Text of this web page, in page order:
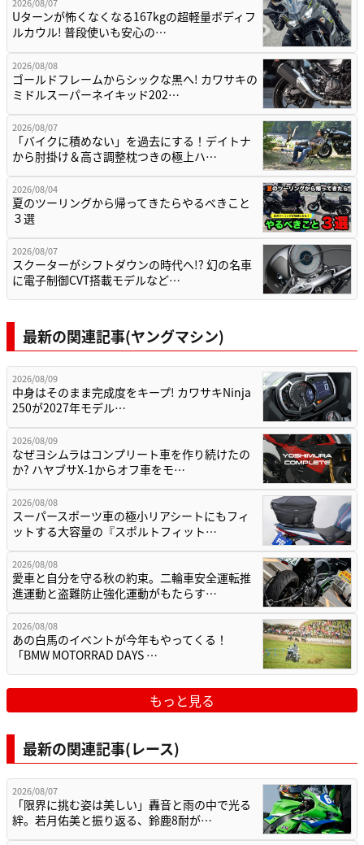
2026/08/07
Uターンが怖くなくなる167kgの超軽量ボディフ
ルカウル! 普段使いも安心の…
2026/08/08
ゴールドフレームからシックな黒へ! カワサキの
ミドルスーパーネイキッド202…
2026/08/07
「バイクに積めない」を過去にする！デイトナ
から肘掛け＆高さ調整枕つきの極上ハ…
2026/08/04
夏のツーリングから帰ってきたらやるべきこと
３選
2026/08/07
スクーターがシフトダウンの時代へ!? 幻の名車
に電子制御CVT搭載モデルなど…
最新の関連記事(ヤングマシン)
2026/08/09
中身はそのまま完成度をキープ! カワサキNinja
250が2027年モデル…
2026/08/09
なぜヨシムラはコンプリート車を作り続けたの
か? ハヤブサX-1からオフ車をモ…
2026/08/08
スーパースポーツ車の極小リアシートにもフィ
ットする大容量の『スポルトフィット…
2026/08/08
愛車と自分を守る秋の約束。二輪車安全運転推
進運動と盗難防止強化運動がもたらす…
2026/08/08
あの白馬のイベントが今年もやってくる！
「BMW MOTORRAD DAYS …
もっと見る
最新の関連記事(レース)
2026/08/07
「限界に挑む姿は美しい」轟音と雨の中で光る
絆。若月佑美と振り返る、鈴鹿8耐が…